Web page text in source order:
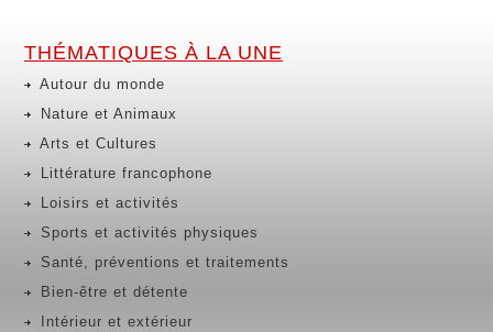
THÉMATIQUES À LA UNE
Autour du monde
Nature et Animaux
Arts et Cultures
Littérature francophone
Loisirs et activités
Sports et activités physiques
Santé, préventions et traitements
Bien-être et détente
Intérieur et extérieur